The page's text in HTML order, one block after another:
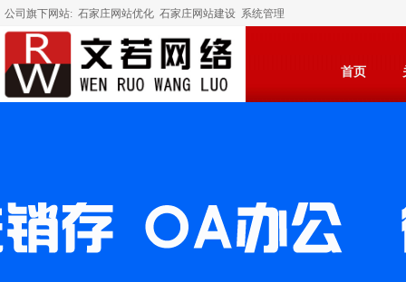
公司旗下网站: 石家庄网站优化 石家庄网站建设 系统管理
首页